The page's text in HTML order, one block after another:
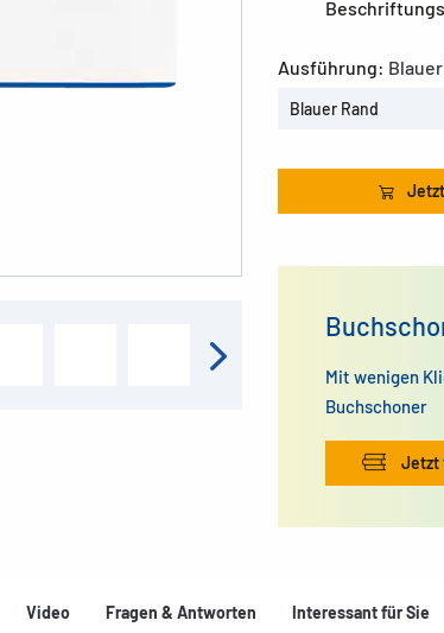
Ausführung:
Blauer Rand
Mit wenigen
Buchschoner
Jetzt
Video Fragen & Antworten Interessant für Sie